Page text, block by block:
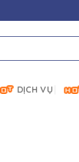
DỊCH VỤ